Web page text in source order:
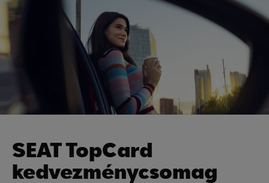
SEAT TopCard
kedvezménycsomag